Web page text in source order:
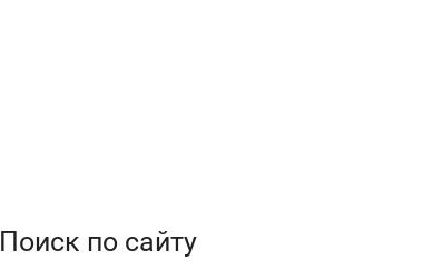
Поиск по сайту